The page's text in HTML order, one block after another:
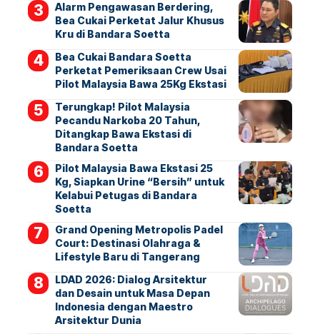
Alarm Pengawasan Berdering,
Bea Cukai Perketat Jalur Khusus
Kru di Bandara Soetta
Bea Cukai Bandara Soetta
Perketat Pemeriksaan Crew Usai
Pilot Malaysia Bawa 25Kg Ekstasi
Terungkap! Pilot Malaysia
Pecandu Narkoba 20 Tahun,
Ditangkap Bawa Ekstasi di
Bandara Soetta
Pilot Malaysia Bawa Ekstasi 25
Kg, Siapkan Urine “Bersih” untuk
Kelabui Petugas di Bandara
Soetta
Grand Opening Metropolis Padel
Court: Destinasi Olahraga &
Lifestyle Baru di Tangerang
LDAD 2026: Dialog Arsitektur
dan Desain untuk Masa Depan
Indonesia dengan Maestro
Arsitektur Dunia